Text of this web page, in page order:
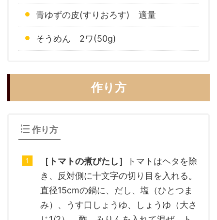
青ゆずの皮(すりおろす) 適量
そうめん 2ワ(50g)
作り方
作り方
［トマトの煮びたし］
トマトはヘタを除
き、反対側に十文字の切り目を入れる。
直径15cmの鍋に、だし、塩（ひとつま
み）、うす口しょうゆ、しょうゆ（大さ